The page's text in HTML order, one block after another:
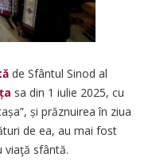
de Sfântul Sinod al
sa din 1 iulie 2025, cu
și prăznuirea în ziua
de ea, au mai fost
viaţă sfântă.